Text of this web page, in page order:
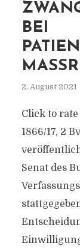
BEI
2. August 2021
Click to rate
1866/17, 2
Senat des